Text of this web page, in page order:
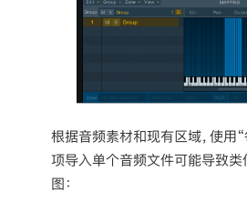
根据音频素材和现有区域，使用
项导入单个音频文件可能导致
图：